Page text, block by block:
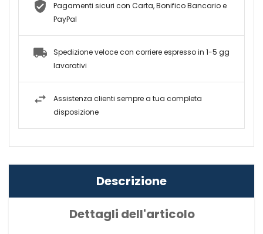
Pagamenti sicuri con Carta, Bonifico Bancario e
PayPal
Spedizione veloce con corriere espresso in 1-5 gg
lavorativi
Assistenza clienti sempre a tua completa
disposizione
Descrizione
Dettagli dell'articolo